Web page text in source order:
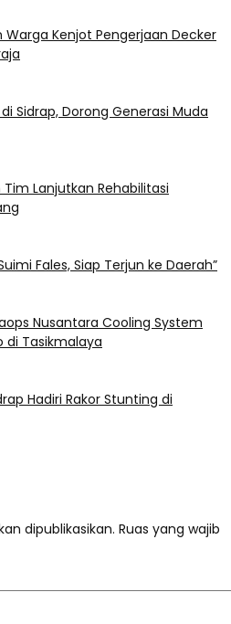
Kenjot Pengerjaan Decker
Sidrap, Dorong Generasi Muda
Lanjutkan Rehabilitasi
Fales, Siap Terjun ke Daerah”
Nusantara Cooling System
di Tasikmalaya
Hadiri Rakor Stunting di
dipublikasikan. Ruas yang wajib